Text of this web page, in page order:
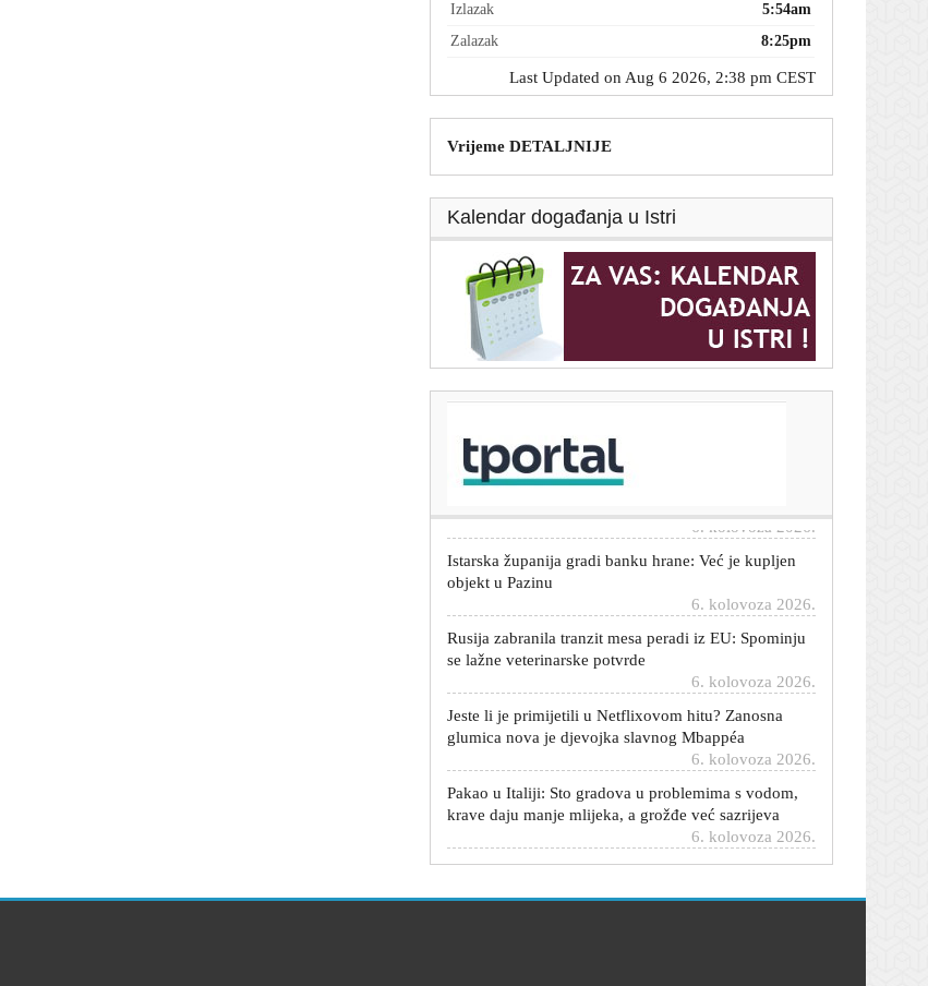
Izlazak
5:54am
Zalazak
8:25pm
Last Updated on Aug 6 2026, 2:38 pm CEST
Vrijeme DETALJNIJE
Kalendar događanja u Istri
Pali organizatori dviju krim-mreža na Balkanu:
Prevozili migrante u EU, zgrnuli cijelo bogatstvo
Istarska županija gradi banku hrane: Već je kupljen
objekt u Pazinu
6. kolovoza 2026.
Rusija zabranila tranzit mesa peradi iz EU: Spominju
6. kolovoza 2026.
Jeste li je primijetili u Netflixovom hitu? Zanosna
6. kolovoza 2026.
Pakao u Italiji: Sto gradova u problemima s vodom,
6. kolovoza 2026.
Stižu prve prognoze za jesen i zimu: Ne sluti na
dobro